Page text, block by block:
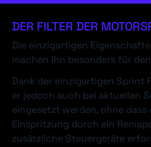
DER FILTER DER
Die einzigartigen
machen ihn besonders für
Dank der einzigartigen Sprint
er jedoch auch bei aktuellen
eingesetzt werden, ohne dass
Einspritzung durch ein
zusätzliche Steuergeräte